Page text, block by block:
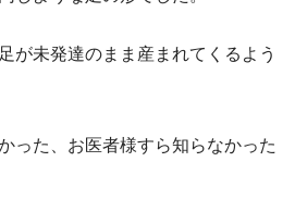
が未発達のまま産まれてくるよう
った、お医者様すら知らなかった